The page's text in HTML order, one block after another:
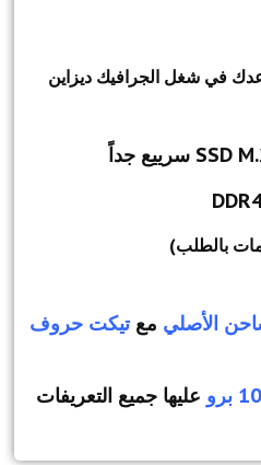
في شغل الجرافيك ديزاين
بالطلب)
الأصلي معتيكت حروف
عليها جميع التعريفات